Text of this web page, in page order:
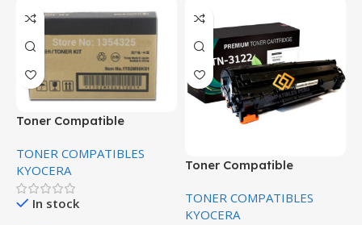
Toner Compatible
TONER COMPATIBLES
KYOCERA
In stock
Toner Compatible
21.000 Paginas Premium
TONER COMPATIBLES
KYOCERA